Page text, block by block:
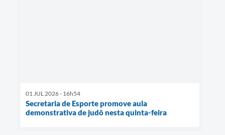
01 JUL 2026 - 16h54
Secretaria de Esporte promove aula
demonstrativa de judô nesta quinta-feira